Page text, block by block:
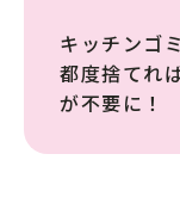
キッチンゴ
都度捨てれ
が不要に！